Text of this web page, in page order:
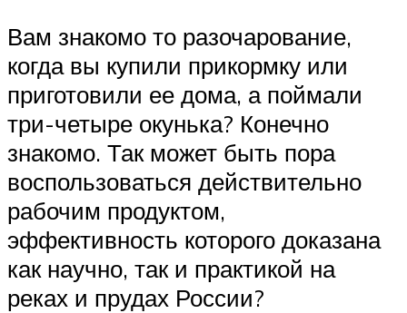
Вам знакомо то разочарование,
когда вы купили прикормку или
приготовили ее дома, а поймали
три-четыре окунька? Конечно
знакомо. Так может быть пора
воспользоваться действительно
рабочим продуктом,
эффективность которого доказана
как научно, так и практикой на
реках и прудах России?